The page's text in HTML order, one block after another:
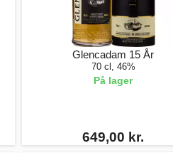
Glencadam 15 År
70 cl, 46%
På lager
649,00 kr.